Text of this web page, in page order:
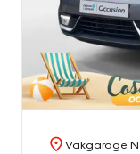
Vakgarage